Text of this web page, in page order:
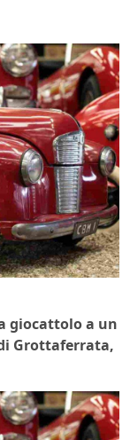
giocattolo a un
Grottaferrata,